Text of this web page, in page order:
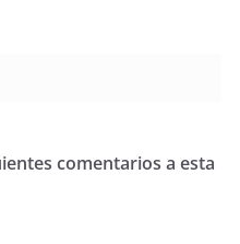
comentarios a esta